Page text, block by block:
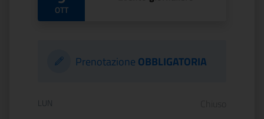
OTT
Prenotazione OBBLIGATORIA
Orario di apertura:
LUN